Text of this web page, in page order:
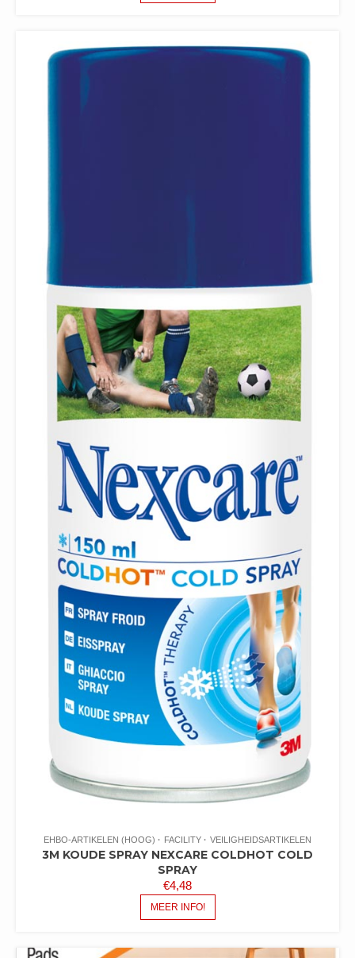
EHBO-ARTIKELEN (HOOG) FACILITY VEILIGHEIDSARTIKELEN
3M KOUDE SPRAY NEXCARE COLDHOT COLD
SPRAY
€4,48
MEER INFO!